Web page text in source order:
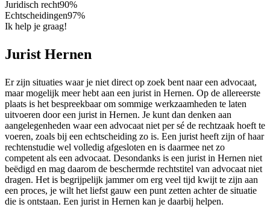
Juridisch recht90%
Echtscheidingen97%
Ik help je graag!
Jurist Hernen
Er zijn situaties waar je niet direct op zoek bent naar een advocaat,
maar mogelijk meer hebt aan een jurist in Hernen. Op de allereerste
plaats is het bespreekbaar om sommige werkzaamheden te laten
uitvoeren door een jurist in Hernen. Je kunt dan denken aan
aangelegenheden waar een advocaat niet per sé de rechtzaak hoeft te
voeren, zoals bij een echtscheiding zo is. Een jurist heeft zijn of haar
rechtenstudie wel volledig afgesloten en is daarmee net zo
competent als een advocaat. Desondanks is een jurist in Hernen niet
beëdigd en mag daarom de beschermde rechtstitel van advocaat niet
dragen. Het is begrijpelijk jammer om erg veel tijd kwijt te zijn aan
een proces, je wilt het liefst gauw een punt zetten achter de situatie
die is ontstaan. Een jurist in Hernen kan je daarbij helpen.